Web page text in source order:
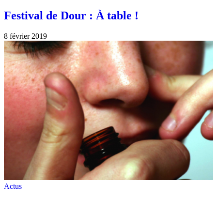
Festival de Dour : À table !
8 février 2019
Actus